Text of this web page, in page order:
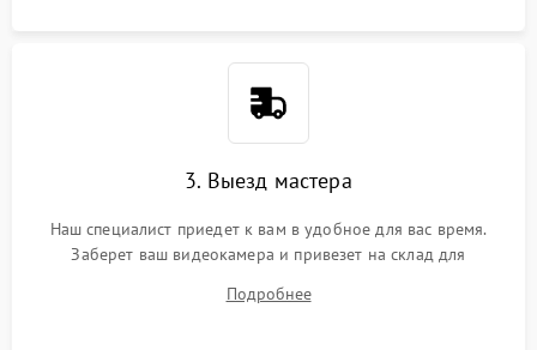
3. Выезд мастера
Наш специалист приедет к вам в удобное для вас время.
Заберет ваш видеокамера и привезет на склад для
Подробнее